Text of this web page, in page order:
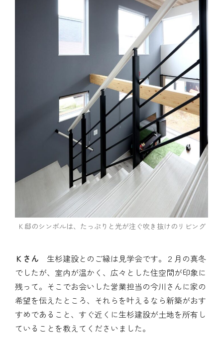
Ｋ邸のシンボルは、たっぷりと光が注ぐ吹き抜けのリビング
Ｋさん 生杉建設とのご縁は見学会です。２月の真冬
でしたが、室内が温かく、広々とした住空間が印象に
残って。そこでお会いした営業担当の今川さんに家の
希望を伝えたところ、それらを叶えるなら新築がおす
すめであること、すぐ近くに生杉建設が土地を所有し
ていることを教えてくださいました。